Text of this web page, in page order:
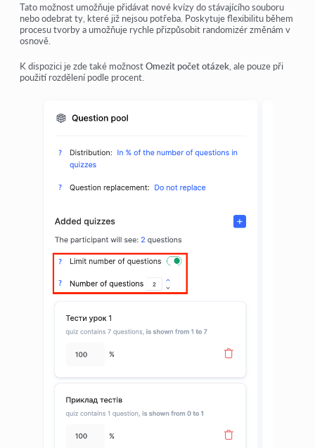
Tato možnost umožňuje přidávat nové kvízy do stávajícího souboru
nebo odebrat ty, které již nejsou potřeba. Poskytuje flexibilitu během
procesu tvorby a umožňuje rychle přizpůsobit randomizér změnám v
osnově.
K dispozici je zde také možnostOmezit počet otázek , ale pouze při
použití rozdělení podle procent.